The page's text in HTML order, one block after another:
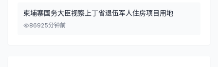
柬埔寨国务大臣视察上丁省退伍军人住房项目用地
86925分钟前